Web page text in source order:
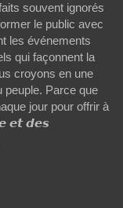
souvent ignorés
le public avec
les événements
qui façonnent la
croyons en une
peuple. Parce que
jour pour offrir à
𝙚𝙩 𝙙𝙚𝙨